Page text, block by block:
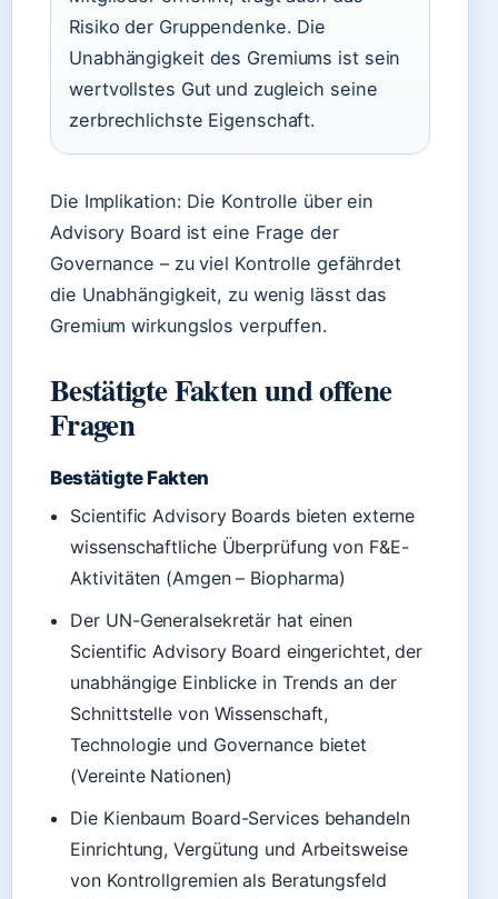
Risiko der Gruppendenke. Die
Unabhängigkeit des Gremiums ist sein
wertvollstes Gut und zugleich seine
zerbrechlichste Eigenschaft.
Die Implikation: Die Kontrolle über ein
Advisory Board ist eine Frage der
Governance – zu viel Kontrolle gefährdet
die Unabhängigkeit, zu wenig lässt das
Gremium wirkungslos verpuffen.
Bestätigte Fakten und offene
Fragen
Bestätigte Fakten
Scientific Advisory Boards bieten externe
wissenschaftliche Überprüfung von F&E-
Aktivitäten (Amgen – Biopharma)
Der UN-Generalsekretär hat einen
Scientific Advisory Board eingerichtet, der
unabhängige Einblicke in Trends an der
Schnittstelle von Wissenschaft,
Technologie und Governance bietet
(Vereinte Nationen)
Die Kienbaum Board-Services behandeln
Einrichtung, Vergütung und Arbeitsweise
von Kontrollgremien als Beratungsfeld